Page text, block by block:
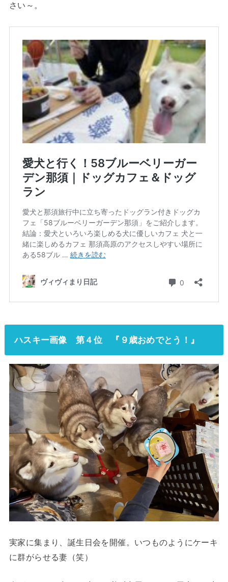
さい～。
ハスキー画像 第４位 『９歳おめでとう！』
実家に集まり、誕生日会を開催。いつものようにケーキ
に群がらせる妻（笑）